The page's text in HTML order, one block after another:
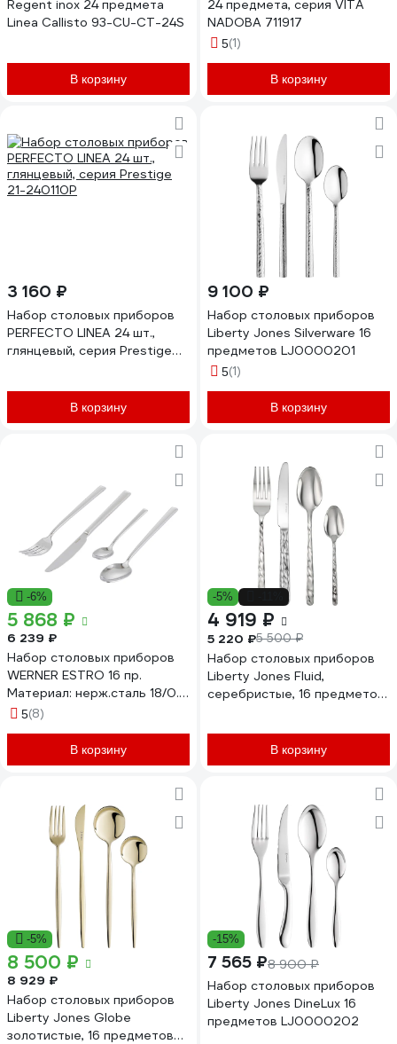
Regent inox 24 предмета
Linea Callisto 93-CU-CT-24S
В корзину
24 предмета, серия VITA
NADOBA 711917
5(1)
В корзину
3 160 ₽
Набор столовых приборов
PERFECTO LINEA 24 шт.,
глянцевый, серия Prestige
В корзину
9 100 ₽
Набор столовых приборов
Liberty Jones Silverware 16
предметов LJ0000201
5(1)
В корзину
-6%
5 868 ₽
6 239 ₽
Набор столовых приборов
WERNER ESTRO 16 пр.
Материал: нерж.сталь 18/0.
51231
5(8)
В корзину
-5%
4 919 ₽
5 220 ₽5 500 ₽
Набор столовых приборов
Liberty Jones Fluid,
серебристые, 16 предметов
В корзину
-5%
8 500 ₽
8 929 ₽
Набор столовых приборов
Liberty Jones Globe
золотистые, 16 предметов
-15%
7 565 ₽8 900 ₽
Набор столовых приборов
Liberty Jones DineLux 16
предметов LJ0000202